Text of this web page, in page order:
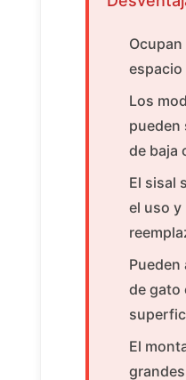
espacio
Los
pueden
de baja
El sisal
el uso y
Pueden
de gato
El